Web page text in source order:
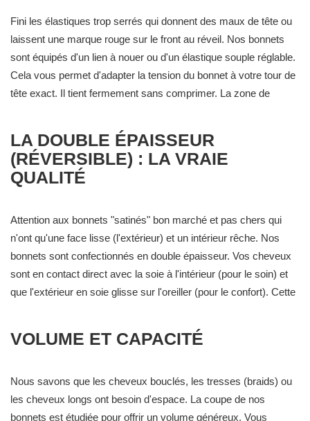
Fini les élastiques trop serrés qui donnent des maux de tête ou
laissent une marque rouge sur le front au réveil. Nos bonnets
sont équipés d'un lien à nouer ou d'un élastique souple réglable.
Cela vous permet d'adapter la tension du bonnet à votre tour de
tête exact. Il tient fermement sans comprimer. La zone de
douceur du tissu est en contact avec votre peau, ce qui
présèrve ainsi votre front des irritations.
LA DOUBLE ÉPAISSEUR
(RÉVERSIBLE) : LA VRAIE
QUALITÉ
Attention aux bonnets "satinés" bon marché et pas chers qui
n'ont qu'une face lisse (l'extérieur) et un intérieur rêche. Nos
bonnets sont confectionnés en double épaisseur. Vos cheveux
sont en contact direct avec la soie à l'intérieur (pour le soin) et
que l'extérieur en soie glisse sur l'oreiller (pour le confort). Cette
bonnet mais surtout, elle offre une barrière plus épaisse pour
protéger les cheveux de l'environnement extérieur.
VOLUME ET CAPACITÉ
Nous savons que les cheveux bouclés, les tresses (braids) ou
les cheveux longs ont besoin d'espace. La coupe de nos
bonnets est étudiée pour offrir un volume généreux. Vous